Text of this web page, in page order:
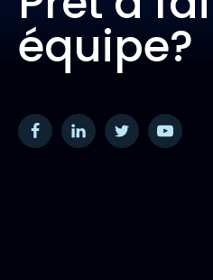
équipe?